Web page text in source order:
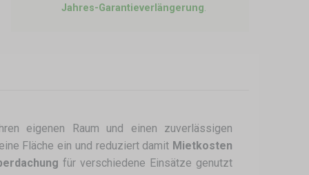
Jahres-Garantieverlängerung.
eigenen Raum und einen zuverlässigen
Fläche ein und reduziert damit Mietkosten
für verschiedene Einsätze genutzt